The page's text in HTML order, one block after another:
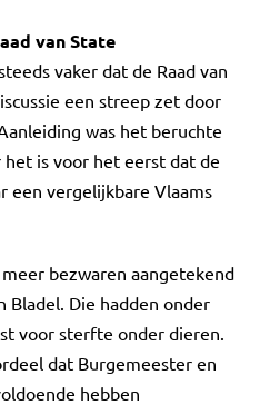
van State
vaker dat de Raad van
een streep zet door
was het beruchte
het is voor het eerst dat de
een vergelijkbare Vlaams
bezwaren aangetekend
Die hadden onder
voor sterfte onder dieren.
dat Burgemeester en
hebben